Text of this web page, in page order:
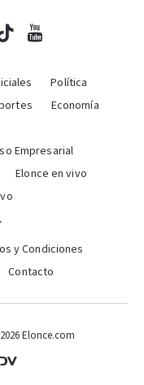
Política
Economía
Empresarial
Elonce en vivo
y Condiciones
Contacto
Elonce.com